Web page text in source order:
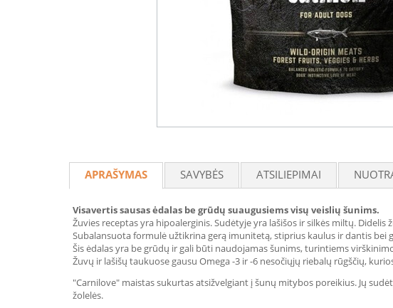
APRAŠYMAS SAVYBĖS ATSILIEPIMAI
Visavertis sausas ėdalas be grūdų suaugusiems visų veislių šunims.
Žuvies receptas yra hipoalerginis. Sudėtyje yra lašišos ir silkės miltų.
Subalansuota formulė užtikrina gerą imunitetą, stiprius kaulus ir dantis bei
Šis ėdalas yra be grūdų ir gali būti naudojamas šunims, turintiems
Žuvų ir lašišų taukuose gausu Omega -3 ir -6 nesočiųjų riebalų rūgščių,
"Carnilove" maistas sukurtas atsižvelgiant į šunų mitybos poreikius. Jų
žolelės.